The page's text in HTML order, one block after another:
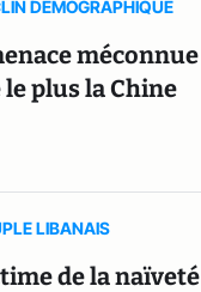
DEMOGRAPHIQUE
méconnue
plus la Chine
LIBANAIS
de la naïveté